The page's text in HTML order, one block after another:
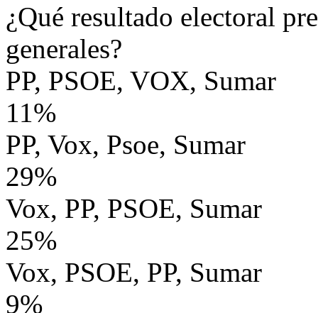
¿Qué resultado electoral
generales?
PP, PSOE, VOX, Sumar
11%
PP, Vox, Psoe, Sumar
29%
Vox, PP, PSOE, Sumar
25%
Vox, PSOE, PP, Sumar
9%